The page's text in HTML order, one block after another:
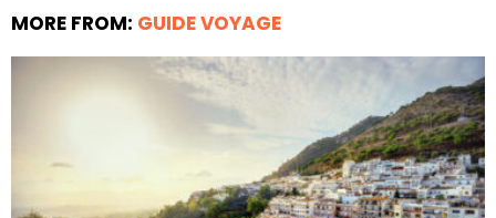
MORE FROM: GUIDE VOYAGE